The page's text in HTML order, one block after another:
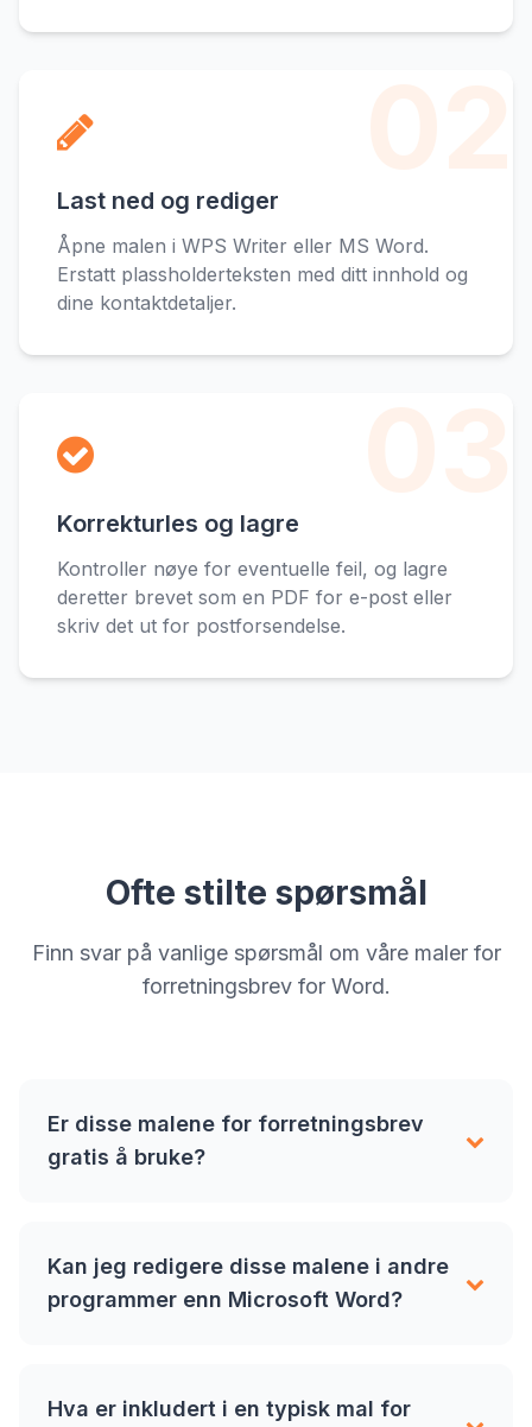
Last ned og rediger
Åpne malen i WPS Writer eller MS Word.
Erstatt plassholderteksten med ditt innhold og
dine kontaktdetaljer.
Korrekturles og lagre
Kontroller nøye for eventuelle feil, og lagre
deretter brevet som en PDF for e-post eller
skriv det ut for postforsendelse.
Ofte stilte spørsmål
Finn svar på vanlige spørsmål om våre maler for
forretningsbrev for Word.
Er disse malene for forretningsbrev
gratis å bruke?
Kan jeg redigere disse malene i andre
programmer enn Microsoft Word?
Hva er inkludert i en typisk mal for